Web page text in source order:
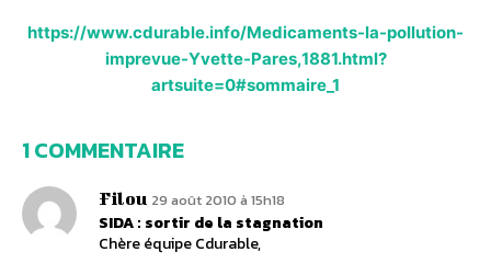
https://www.cdurable.info/Medicaments-la-pollution-
imprevue-Yvette-Pares,1881.html?
artsuite=0#sommaire_1
1 COMMENTAIRE
Filou 29 août 2010 à 15h18
SIDA : sortir de la stagnation
Chère équipe Cdurable,